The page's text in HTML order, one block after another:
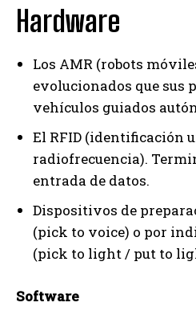
Hardware
Los AMR (robots
evolucionados que sus
vehículos guiados
El RFID (identificación
radiofrecuencia).
entrada de datos.
Dispositivos de
(pick to voice) o por
(pick to light / put to
Software